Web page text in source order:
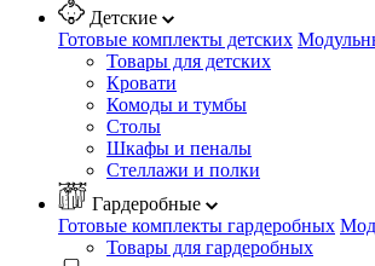
Детские
Готовые комплекты детских
Товары для детских
Кровати
Комоды и тумбы
Столы
Шкафы и пеналы
Стеллажи и полки
Гардеробные
Готовые комплекты гардеробных
Товары для гардеробных